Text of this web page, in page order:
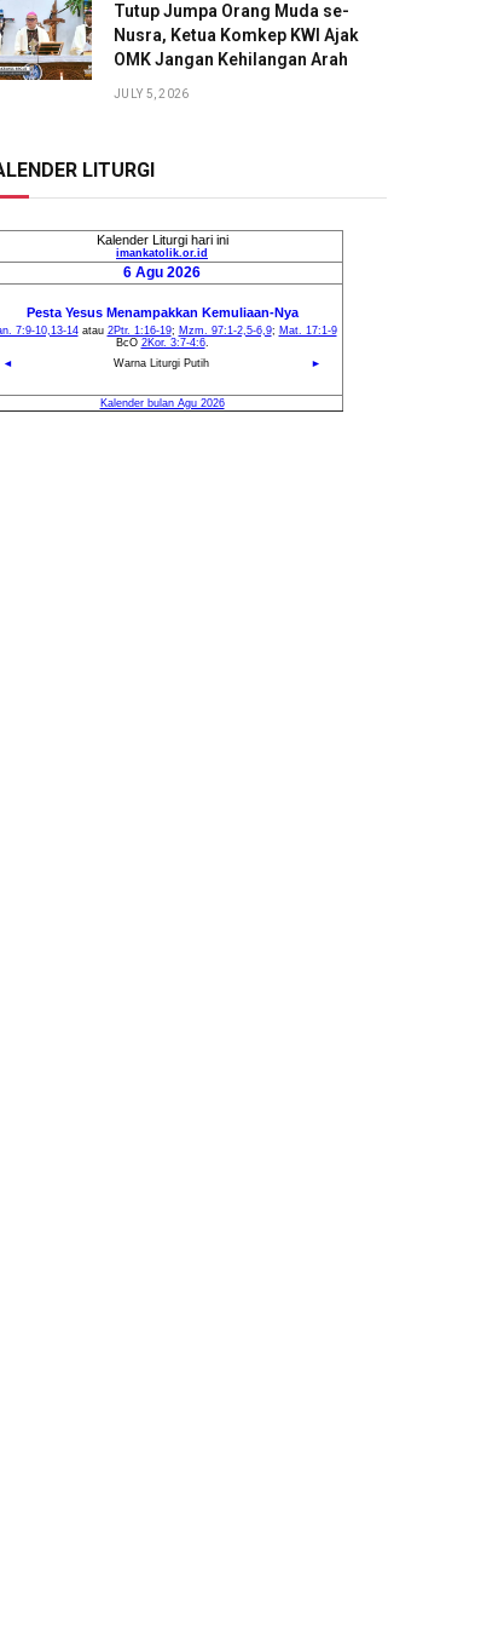
Tutup Jumpa Orang Muda se-
Nusra, Ketua Komkep KWI Ajak
OMK Jangan Kehilangan Arah
JULY 5, 2026
LITURGI